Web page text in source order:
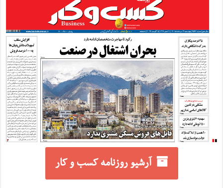
آرشیو روزنامه کسب و کار